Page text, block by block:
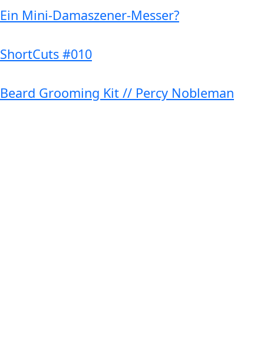
Ein Mini-Damaszener-Messer?
ShortCuts #010
Beard Grooming Kit // Percy Nobleman